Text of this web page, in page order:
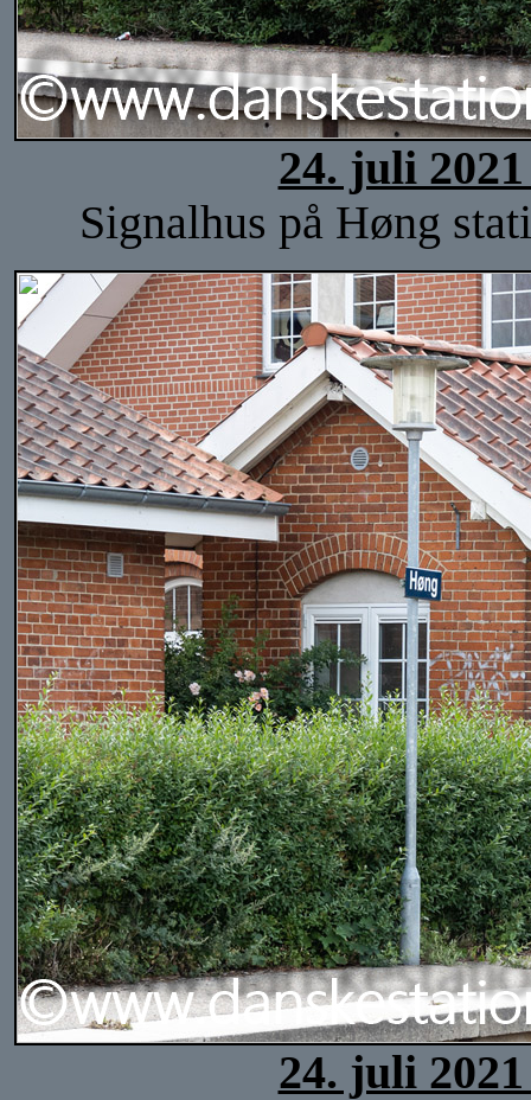
24. juli
Signalhus på Høng
24. juli